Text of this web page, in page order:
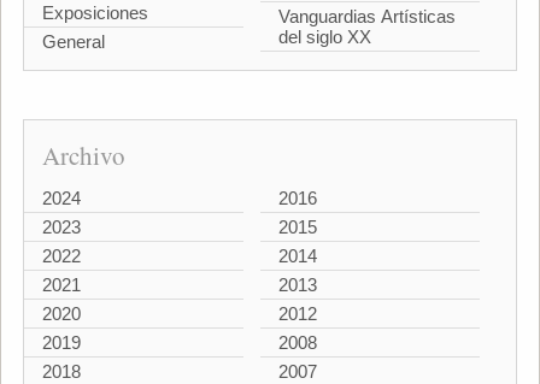
Exposiciones
General
Vanguardias Artísticas
del siglo XX
Archivo
2024
2023
2022
2021
2020
2019
2018
2016
2015
2014
2013
2012
2008
2007